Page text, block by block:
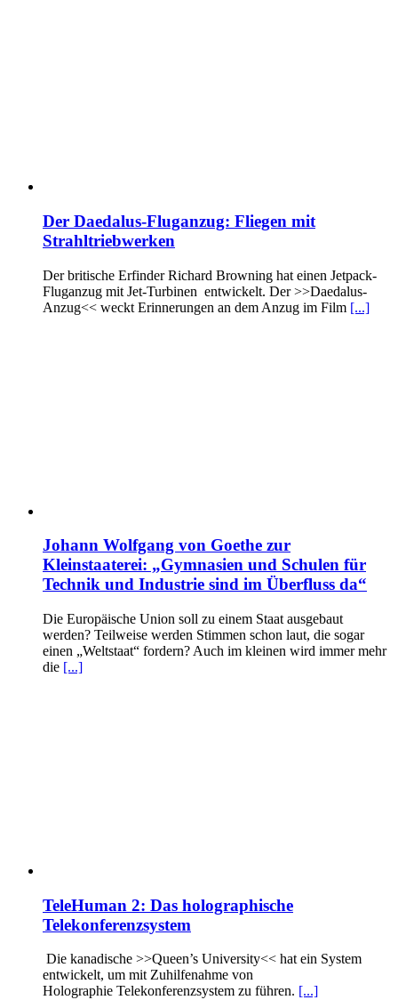
Der Daedalus-Fluganzug: Fliegen mit
Strahltriebwerken
Der britische Erfinder Richard Browning hat einen Jetpack-
Fluganzug mit Jet-Turbinen entwickelt. Der >>Daedalus-
Anzug<< weckt Erinnerungen an dem Anzug im Film [...]
Johann Wolfgang von Goethe zur
Kleinstaaterei: „Gymnasien und Schulen für
Technik und Industrie sind im Überfluss da“
Die Europäische Union soll zu einem Staat ausgebaut
werden? Teilweise werden Stimmen schon laut, die sogar
einen „Weltstaat“ fordern? Auch im kleinen wird immer mehr
die [...]
TeleHuman 2: Das holographische
Telekonferenzsystem
Die kanadische >>Queen’s University<< hat ein System
entwickelt, um mit Zuhilfenahme von
Holographie Telekonferenzsystem zu führen. [...]